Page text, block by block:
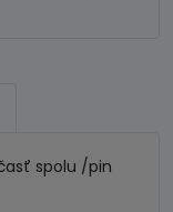
spolu /pin